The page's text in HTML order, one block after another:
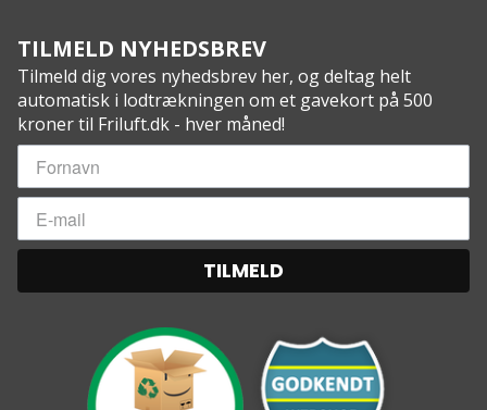
TILMELD NYHEDSBREV
Tilmeld dig vores nyhedsbrev her, og deltag helt
automatisk i lodtrækningen om et gavekort på 500
kroner til Friluft.dk - hver måned!
TILMELD